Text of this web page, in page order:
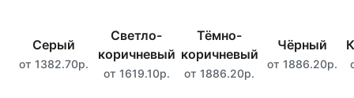
Серый
от 1382.70р.
Светло-
коричневый
от 1619.10р.
Тёмно-
коричневый
от 1886.20р.
Чёрный
от 1886.20р.